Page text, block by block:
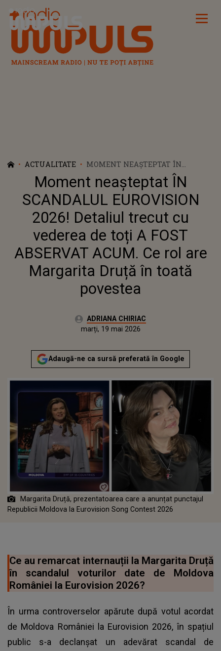
Radio Impuls
ACTUALITATE
MOMENT NEAȘTEPTAT ÎN
SCANDALUL EUROVISION 2026!
DETALIUL TRECUT CU VEDEREA DE
TOȚI A FOST ABSERVAT ACUM. CE
ROL ARE MARGARITA DRUȚĂ ÎN
TOATĂ POVESTEA
Moment neașteptat ÎN
SCANDALUL EUROVISION
2026! Detaliul trecut cu
vederea de toți A FOST
ABSERVAT ACUM. Ce rol are
Margarita Druță în toată
povestea
Autor:ADRIANA CHIRIAC
Actualizat:
marți, 19 mai 2026
Adaugă-ne ca sursă preferată în Google
Margarita Druță, prezentatoarea care a anunțat punctajul
Republicii Moldova la Eurovision Song Contest 2026
Ce au remarcat internauții la Margarita Druță
în scandalul voturilor date de Moldova
României la Eurovision 2026?
În urma controverselor apărute după votul acordat
de Moldova României la Eurovision 2026, în spațiul
public s-a declanșat un adevărat scandal de